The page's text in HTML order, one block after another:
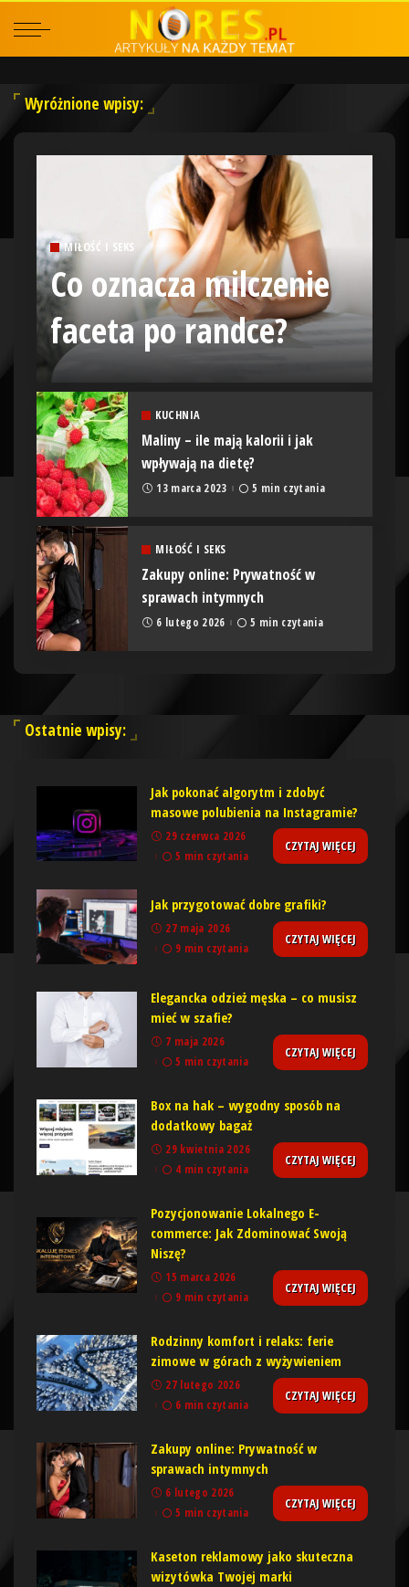
Wyróżnione wpisy:
MIŁOŚĆ I SEKS
Co oznacza milczenie
faceta po randce?
KUCHNIA
Maliny – ile mają kalorii i jak
wpływają na dietę?
13 marca 2023 5 min czytania
MIŁOŚĆ I SEKS
Zakupy online: Prywatność w
sprawach intymnych
6 lutego 2026 5 min czytania
Ostatnie wpisy:
Jak pokonać algorytm i zdobyć
masowe polubienia na Instagramie?
29 czerwca 2026
5 min czytania
CZYTAJ WIĘCEJ
Jak przygotować dobre grafiki?
27 maja 2026
9 min czytania
CZYTAJ WIĘCEJ
Elegancka odzież męska – co musisz
mieć w szafie?
7 maja 2026
5 min czytania
CZYTAJ WIĘCEJ
Box na hak – wygodny sposób na
dodatkowy bagaż
29 kwietnia 2026
4 min czytania
CZYTAJ WIĘCEJ
Pozycjonowanie Lokalnego E-
commerce: Jak Zdominować Swoją
Niszę?
15 marca 2026
9 min czytania
CZYTAJ WIĘCEJ
Rodzinny komfort i relaks: ferie
zimowe w górach z wyżywieniem
27 lutego 2026
6 min czytania
CZYTAJ WIĘCEJ
Zakupy online: Prywatność w
sprawach intymnych
6 lutego 2026
5 min czytania
CZYTAJ WIĘCEJ
Kaseton reklamowy jako skuteczna
wizytówka Twojej marki